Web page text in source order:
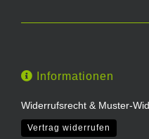
Informationen
Widerrufsrecht & Muster-
Vertrag widerrufen